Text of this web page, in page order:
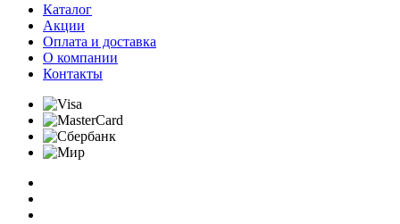
Каталог
Акции
Оплата и доставка
О компании
Контакты